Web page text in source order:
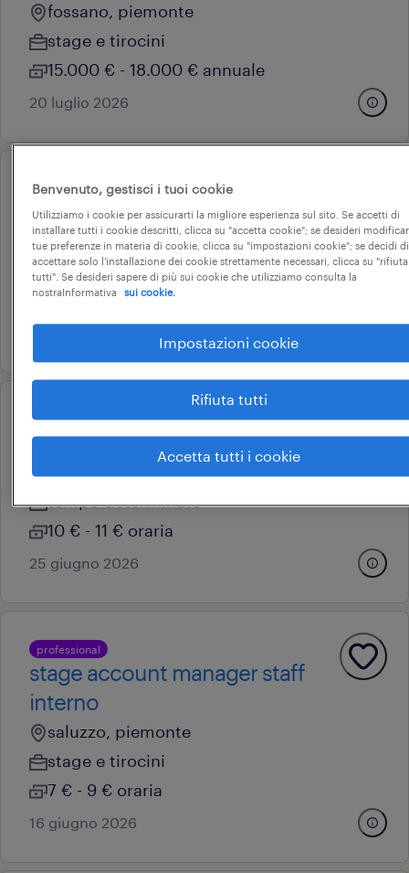
fossano, piemonte
stage e tirocini
15.000 € - 18.000 € annuale
20 luglio 2026
professional
operaio alimentare (f/m/nb)
fossano, piemonte
tempo determinato
10 € - 11 € oraria
30 luglio 2026
professional
elettricista jr
fossano, piemonte
tempo determinato
10 € - 11 € oraria
25 giugno 2026
professional
stage account manager staff
interno
saluzzo, piemonte
stage e tirocini
7 € - 9 € oraria
16 giugno 2026
Benvenuto, gestisci i tuoi cookie
Utilizziamo i cookie per assicurarti la migliore esperienza sul sito. Se accetti di
installare tutti i cookie descritti, clicca su "accetta cookie"; se desideri
tue preferenze in materia di cookie, clicca su "impostazioni cookie"; se decidi di
accettare solo l'installazione dei cookie strettamente necessari, clicca su "rifiuta
tutti". Se desideri sapere di più sui cookie che utilizziamo consulta la
nostraInformativa
sui cookie.
Impostazioni cookie
Rifiuta tutti
Accetta tutti i cookie